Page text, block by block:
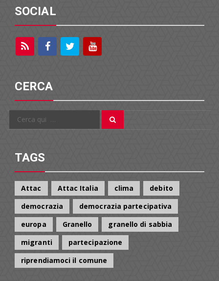
SOCIAL
CERCA
Cerca
TAGS
Attac Attac Italia clima
debito
democrazia
democrazia partecipativa
europa
Granello
granello di sabbia
migranti
partecipazione
riprendiamoci il comune